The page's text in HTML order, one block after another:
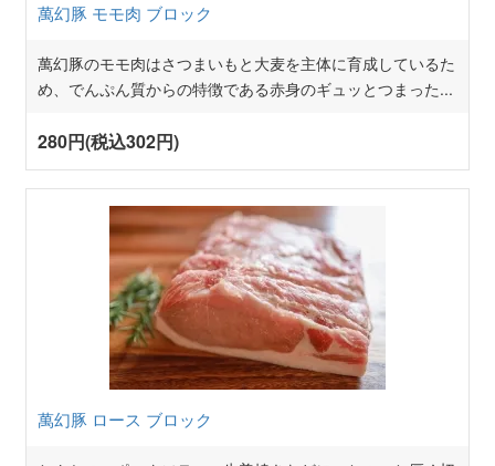
萬幻豚 モモ肉 ブロック
萬幻豚のモモ肉はさつまいもと大麦を主体に育成しているた
め、でんぷん質からの特徴である赤身のギュッとつまった...
280円(税込302円)
萬幻豚 ロース ブロック